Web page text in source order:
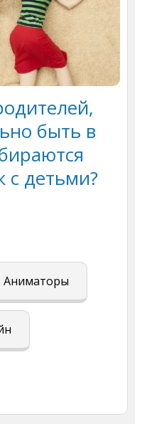
быть в
с детьми?
Аниматоры